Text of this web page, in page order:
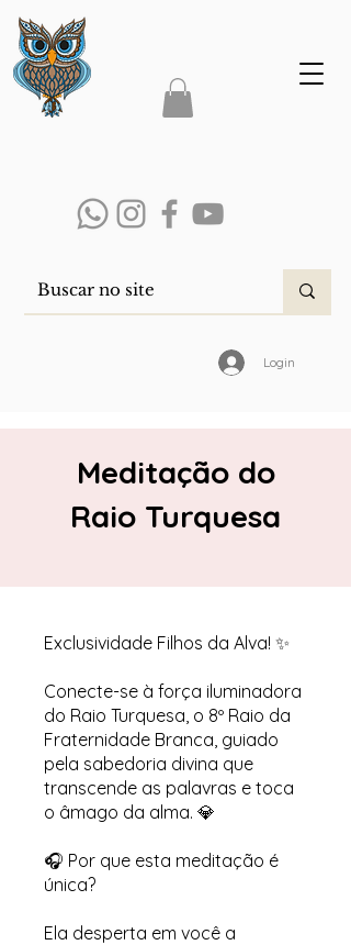
Login
Meditação do
Raio Turquesa
Exclusividade Filhos da Alva! ✨
Conecte-se à força iluminadora
do Raio Turquesa, o 8º Raio da
Fraternidade Branca, guiado
pela sabedoria divina que
transcende as palavras e toca
o âmago da alma. 💎
🎧 Por que esta meditação é
única?
Ela desperta em você a